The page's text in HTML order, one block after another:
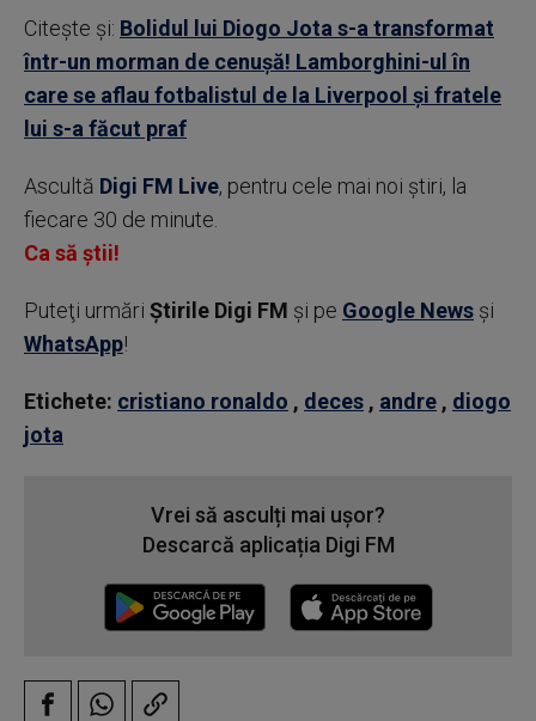
Citește și: Bolidul lui Diogo Jota s-a transformat
într-un morman de cenușă! Lamborghini-ul în
care se aflau fotbalistul de la Liverpool și fratele
lui s-a făcut praf
Ascultă Digi FM Live, pentru cele mai noi știri, la
fiecare 30 de minute.
Ca să știi!
Puteţi urmări Știrile Digi FM şi pe Google News şi
WhatsApp!
Etichete: cristiano ronaldo , deces , andre , diogo
jota
Vrei să asculți mai ușor?
Descarcă aplicația Digi FM